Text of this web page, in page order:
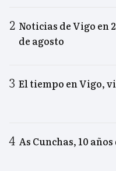
Noticias de Vigo en
de agosto
El tiempo en Vigo,
As Cunchas, 10